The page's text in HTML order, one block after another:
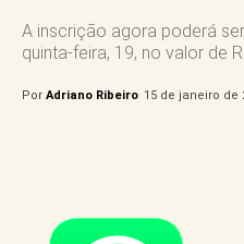
A inscrição agora poderá
quinta-feira, 19, no valor de
Por Adriano Ribeiro 15 de janeiro de